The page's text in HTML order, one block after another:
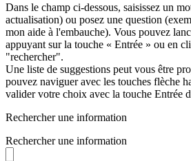
Dans le champ ci-dessous, saisissez un
actualisation) ou posez une question
mon aide à l'embauche). Vous pouvez
appuyant sur la touche « Entrée » ou en
"rechercher".
Une liste de suggestions peut vous être
pouvez naviguer avec les touches flèche
valider votre choix avec la touche Entrée
Rechercher une information
Rechercher une information